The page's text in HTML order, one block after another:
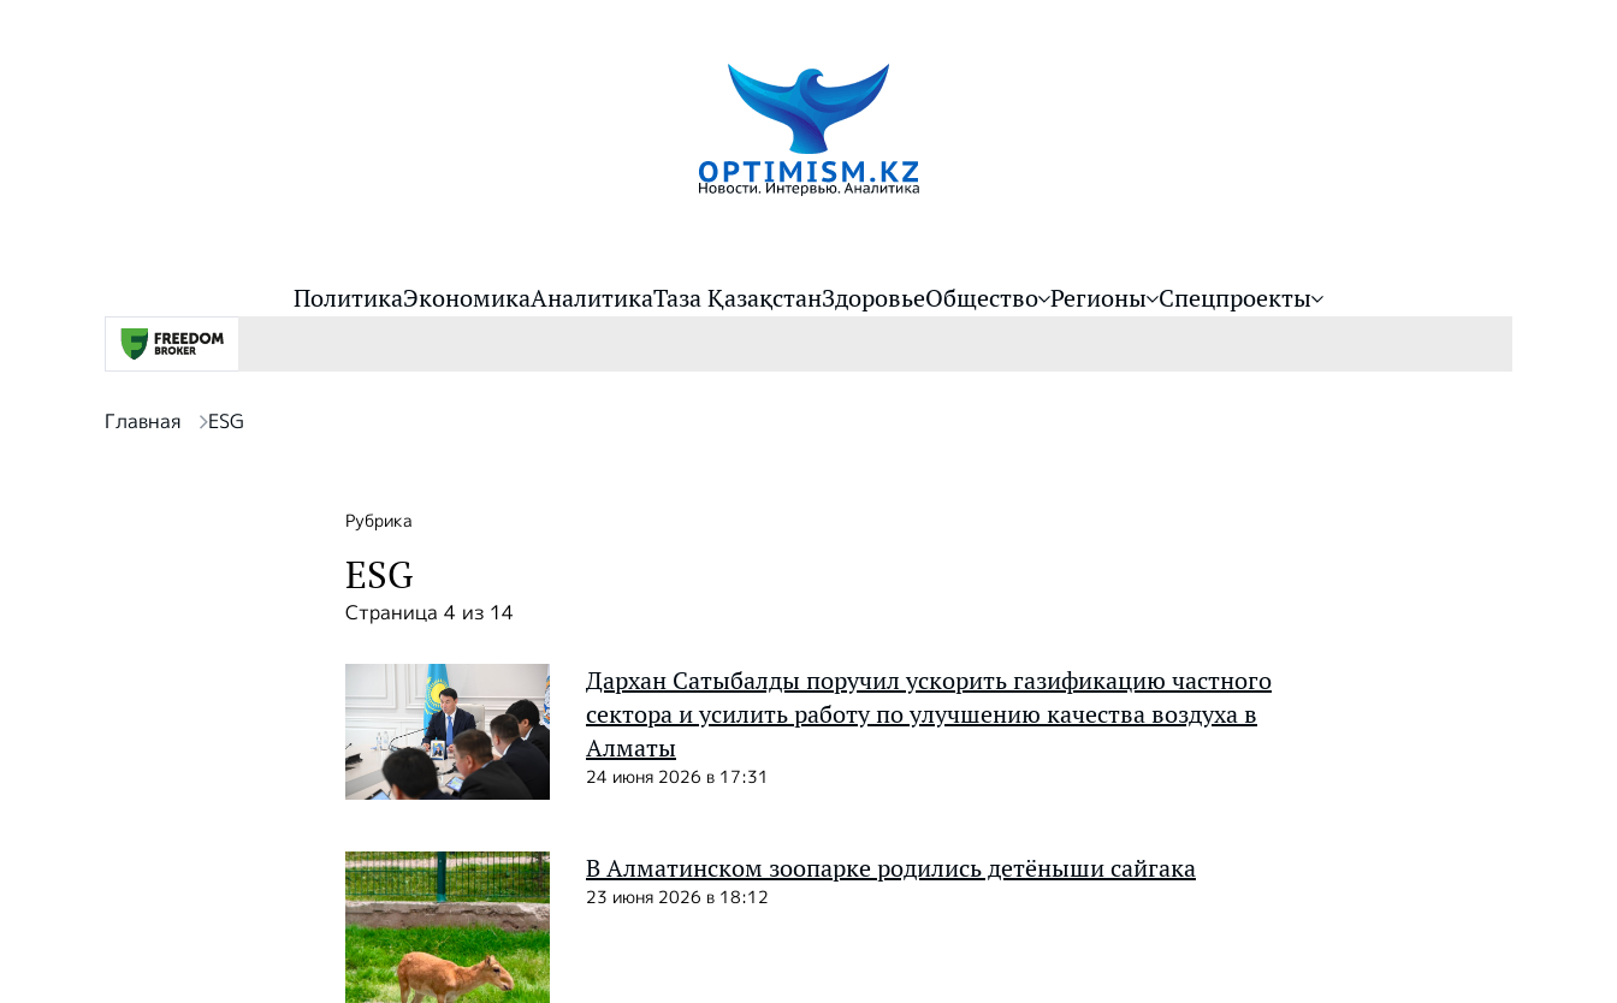
ПолитикаЭкономикаАналитикаТаза ҚазақстанЗдоровьеОбщество Регионы Спецпроекты
Главная ESG
Рубрика
ESG
Страница 4 из 14
Дархан Сатыбалды поручил ускорить газификацию частного
сектора и усилить работу по улучшению качества воздуха в
Алматы
24 июня 2026 в 17:31
В Алматинском зоопарке родились детёныши сайгака
23 июня 2026 в 18:12